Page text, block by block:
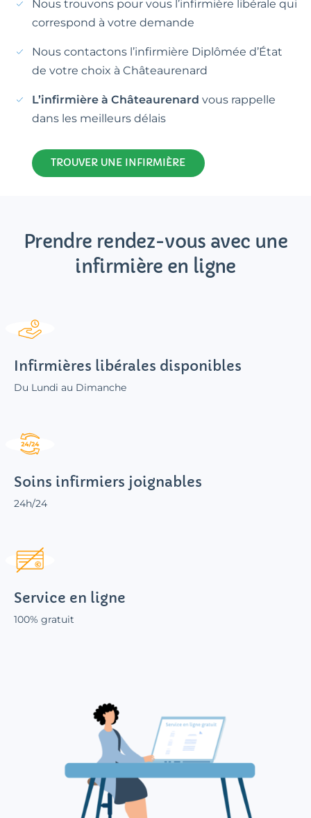
Nous trouvons pour vous l’infirmière libérale qui
correspond à votre demande
Nous contactons l’infirmière Diplômée d’État
de votre choix à Châteaurenard
L’infirmière à Châteaurenard vous rappelle
dans les meilleurs délais
TROUVER UNE INFIRMIÈRE
Prendre rendez-vous avec une
infirmière en ligne
Infirmières libérales disponibles
Du Lundi au Dimanche
Soins infirmiers joignables
24h/24
Service en ligne
100% gratuit